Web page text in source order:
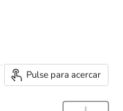
Pulse para acercar